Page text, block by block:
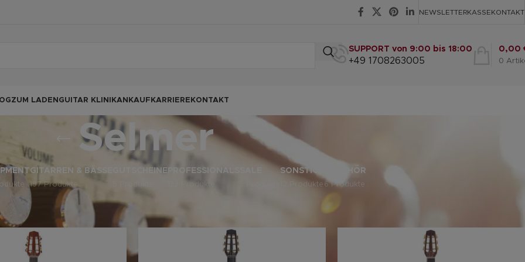
NEWSLETTERKASSEKONTAKT
SUPPORT von 9:00 bis 18:00
+49 1708263005 0
0,00
ZUM LADEN GUITAR KLINIKANKAUF KARRIERE KONTAKT
Selmer
GITARREN & BÄSSE
197 Produkte
GUTSCHEINE PROFESSIONALS
132 Produkte
SONSTIGE
12 Produkte
ZUBEHÖR
6 Produkte
verschlagwortet mit „Selmer“